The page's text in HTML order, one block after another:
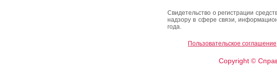
Свидетельство о регистрации
надзору в сфере связи,
года.
Пользовательское соглашение
Copyright ©